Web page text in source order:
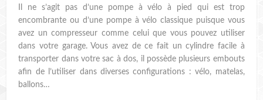
Il ne s’agit pas d’une pompe à vélo à pied qui est trop
encombrante ou d’une pompe à vélo classique puisque vous
avez un compresseur comme celui que vous pouvez utiliser
dans votre garage. Vous avez de ce fait un cylindre facile à
transporter dans votre sac à dos, il possède plusieurs embouts
afin de l’utiliser dans diverses configurations : vélo, matelas,
ballons…